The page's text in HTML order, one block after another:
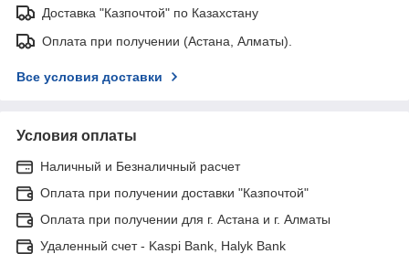
Доставка "Казпочтой" по Казахстану
Оплата при получении (Астана, Алматы).
Все условия доставки
Условия оплаты
Наличный и Безналичный расчет
Оплата при получении доставки "Казпочтой"
Оплата при получении для г. Астана и г. Алматы
Удаленный счет - Kaspi Bank, Halyk Bank